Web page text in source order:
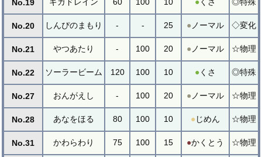
No.19
No.20 しんぴのまもり - - 25 ● ノーマル ◇変化
No.21 やつあたり - 100 20 ● ノーマル ☆物理
No.22 ソーラービーム 120 100 10 ●くさ ◎特殊
No.27 おんがえし - 100 20 ● ノーマル ☆物理
No.28 あなをほる 80 100 10 ● じめん ☆物理
No.31 かわらわり 75 100 15 ●かくとう ☆物理